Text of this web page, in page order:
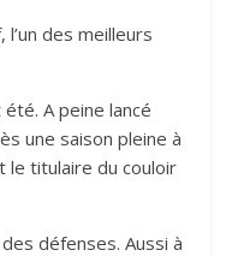
des meilleurs
A peine lancé
une saison pleine à
le titulaire du couloir
défenses. Aussi à